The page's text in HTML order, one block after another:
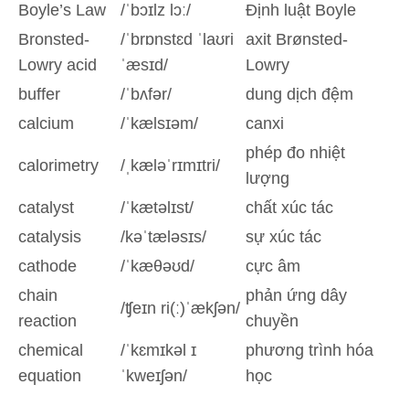
Boyle’s Law
/ˈbɔɪlz lɔː/
Định luật Boyle
Bronsted-
Lowry acid
/ˈbrɒnstɛd ˈlaʊri
ˈæsɪd/
axit Brønsted-
Lowry
buffer
/ˈbʌfər/
dung dịch đệm
calcium
/ˈkælsɪəm/ canxi
calorimetry /ˌkæləˈrɪmɪtri/
phép đo nhiệt
lượng
catalyst
/ˈkætəlɪst/
chất xúc tác
catalysis
/kəˈtæləsɪs/
sự xúc tác
cathode
/ˈkæθəʊd/
cực âm
chain
reaction
/ʧeɪn ri(ː)ˈækʃən/
phản ứng dây
chuyền
chemical
equation
/ˈkɛmɪkəl ɪ
ˈkweɪʃən/
phương trình hóa
học